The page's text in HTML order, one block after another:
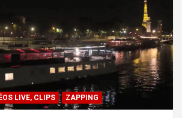
LIVE, CLIPS ZAPPING